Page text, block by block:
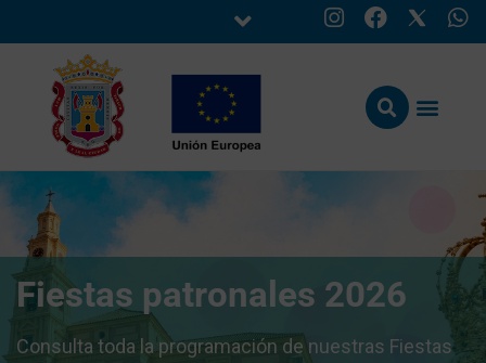
Fiestas patronales 2026
Consulta toda la programación de nuestras Fiestas